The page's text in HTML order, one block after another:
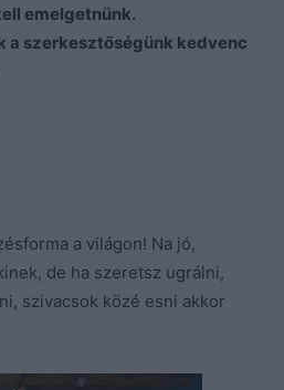
emelgetnünk.
a szerkesztőségünk kedvenc
a világon! Na jó,
de ha szeretsz ugrálni,
szivacsok közé esni akkor